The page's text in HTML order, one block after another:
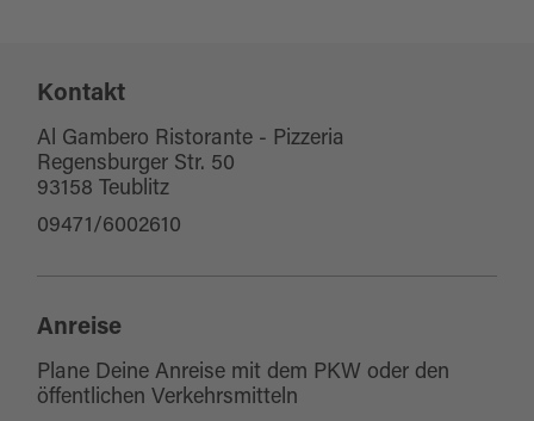
Kontakt
Al Gambero Ristorante - Pizzeria
Regensburger Str. 50
93158 Teublitz
09471/6002610
Anreise
Plane Deine Anreise mit dem PKW oder den
öffentlichen Verkehrsmitteln